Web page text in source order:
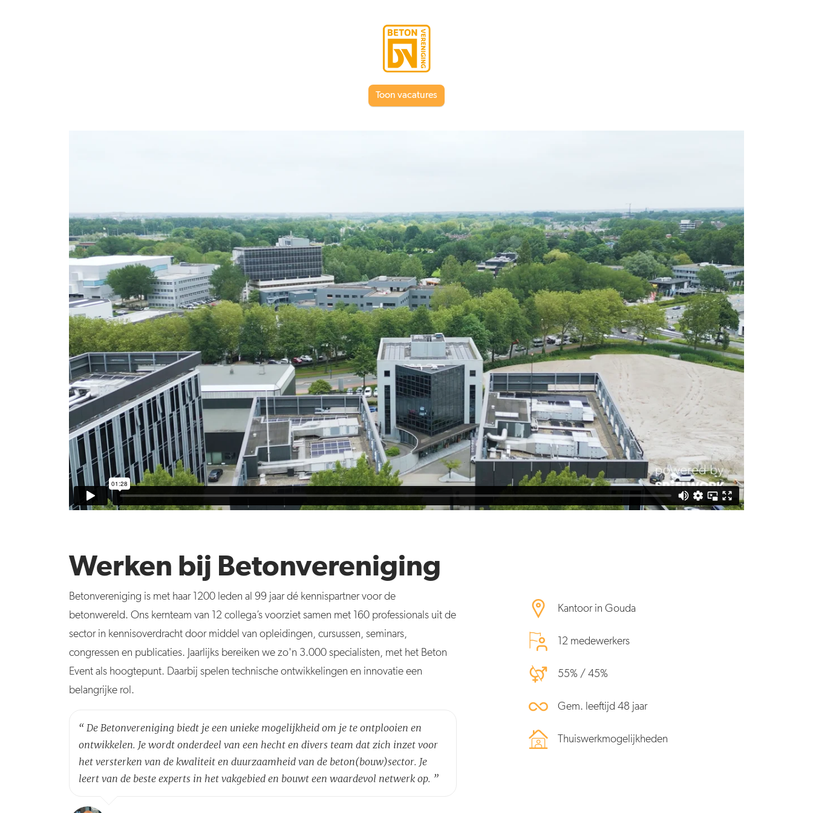
Toon vacatures
Werken bij Betonvereniging
Betonvereniging is met haar 1200 leden al 99 jaar dé kennispartner voor de
betonwereld. Ons kernteam van 12 collega’s voorziet samen met 160 professionals uit de
sector in kennisoverdracht door middel van opleidingen, cursussen, seminars,
congressen en publicaties. Jaarlijks bereiken we zo'n 3.000 specialisten, met het Beton
Event als hoogtepunt. Daarbij spelen technische ontwikkelingen en innovatie een
belangrijke rol.
“ De Betonvereniging biedt je een unieke mogelijkheid om je te ontplooien en
ontwikkelen. Je wordt onderdeel van een hecht en divers team dat zich inzet voor
het versterken van de kwaliteit en duurzaamheid van de beton(bouw)sector. Je
leert van de beste experts in het vakgebied en bouwt een waardevol netwerk op. ”
Kantoor in Gouda
12 medewerkers
55% / 45%
Gem. leeftijd 48 jaar
Thuiswerkmogelijkheden